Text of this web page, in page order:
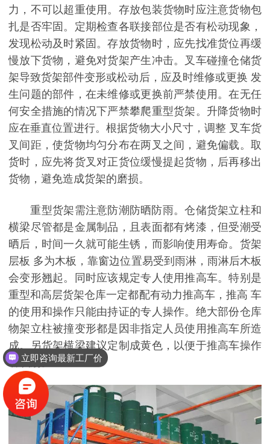
力，不可以超重使用。存放包装货物时应注意货物包
扎是否牢固。定期检查各联接部位是否有松动现象，
发现松动及时紧固。存放货物时，应先找准货位再缓
慢放下货物，避免对货架产生冲击。叉车碰撞仓储货
架导致货架部件变形或松动后，应及时维修或更换 发
生问题的部件，在未维修或更换前严禁使用。在无任
何安全措施的情况下严禁攀爬重型货架。升降货物时
应在垂直位置进行。根据货物大小尺寸，调整 叉车货
叉间距，使货物均匀分布在两叉之间，避免偏载。取
货时，应先将货叉对正货位缓慢提起货物，后再移出
货物，避免造成货架的磨损。
重型货架需注意防潮防晒防雨。仓储货架立柱和
横梁尽管都是金属制品，且表面都有烤漆，但受潮受
晒后，时间一久就可能生锈，而影响使用寿命。货架
层板 多为木板，靠窗边位置易受到雨淋，雨淋后木板
会变形翘起。同时应该规定专人使用推高车。特别是
重型和高层货架仓库一定都配有动力推高车，推高 车
的使用和操作只能由持证的专人操作。绝大部份仓库
物架立柱被撞变形都是因非指定人员使用推高车所造
成。另货架横梁建议定制成黄色，以便于推高车操作
者识别。
立即咨询最新工厂价